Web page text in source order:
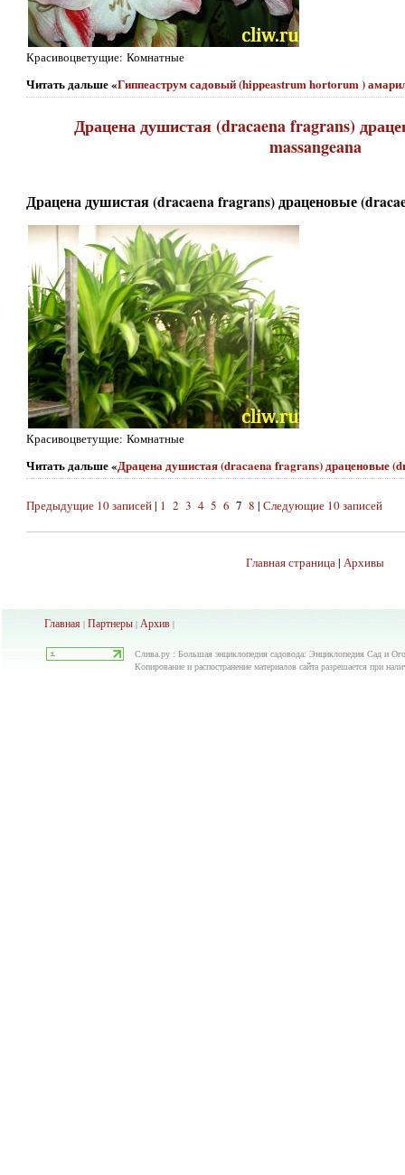
Красивоцветущие: Комнатные
Читать дальше «Гиппеаструм садовый (hippeastrum hortorum )
Драцена душистая (dracaena fragrans)
massangeana
Драцена душистая (dracaena fragrans) драценовые
Красивоцветущие: Комнатные
Читать дальше «Драцена душистая (dracaena fragrans) драценовые
Предыдущие 10 записей| 1 2 3 4 5 6 7 8 | Следующие 10 записей
Главная страница| Архивы
Главная| Партнеры| Архив|
Слива.ру : Большая энциклопедия садовода: Энциклопедия Сад и
Копирование и распостранение материалов сайта разрешается при